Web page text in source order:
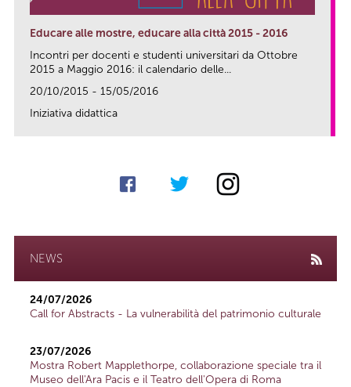
Educare alle mostre, educare alla città 2015 - 2016
Incontri per docenti e studenti universitari da Ottobre
2015 a Maggio 2016: il calendario delle...
20/10/2015 - 15/05/2016
Iniziativa didattica
NEWS
24/07/2026
Call for Abstracts - La vulnerabilità del patrimonio culturale
23/07/2026
Mostra Robert Mapplethorpe, collaborazione speciale tra il
Museo dell'Ara Pacis e il Teatro dell'Opera di Roma